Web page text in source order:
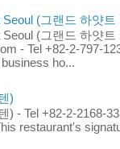
(그랜드 하얏트
(그랜드 하얏트
- Tel +82-2-797-
ho...
)
) - Tel +82-2-2168-
restaurant's